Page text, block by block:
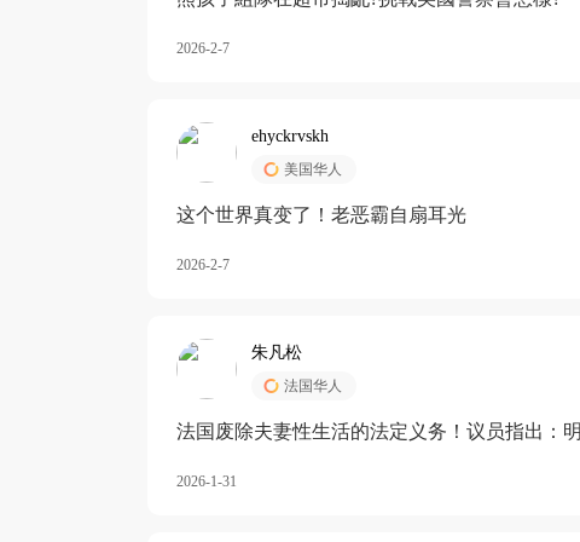
2026-2-7
ehyckrvskh
美国华人
这个世界真变了！老恶霸自扇耳光
2026-2-7
朱凡松
法国华人
法国废除夫妻性生活的法定义务！议员指出：
2026-1-31